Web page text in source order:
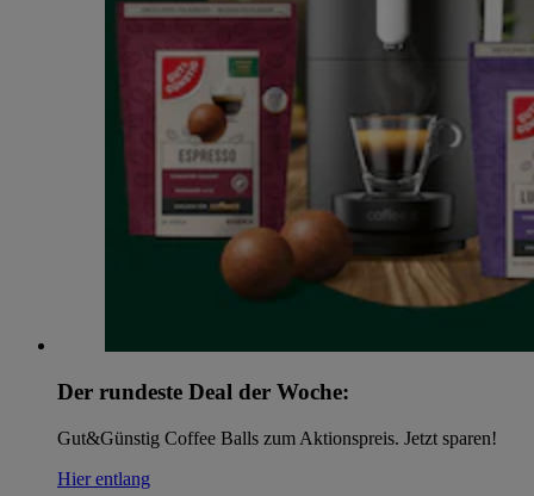
Der rundeste Deal der Woche:
Gut&Günstig Coffee Balls zum Aktionspreis. Jetzt sparen!
Hier entlang